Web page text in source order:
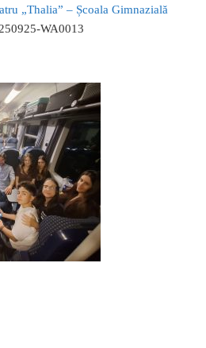
„Thalia” – Școala Gimnazială
WA0013